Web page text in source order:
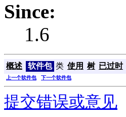
Since:
1.6
概述 软件包 类 使用 树 已过时
上一个软件包 下一个软件包
提交错误或意见